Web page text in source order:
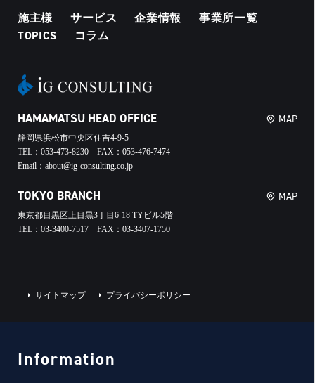
施主様 サービス 企業情報
事業所一覧
TOPICS
コラム
HAMAMATSU HEAD OFFICE
静岡県浜松市中央区住吉4-9-5
TEL：053-473-8230 FAX：053-476-7474
Email：about@ig-consulting.co.jp
MAP
TOKYO BRANCH
東京都目黒区上目黒3丁目6-18 TYビル5階
TEL：03-3400-7517 FAX：03-3407-1750
MAP
サイトマップ プライバシーポリシー
Information